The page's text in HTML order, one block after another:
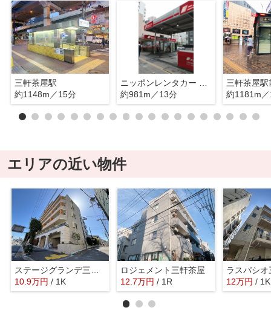
三軒茶屋駅
約1148m／15分
約981m／13分
三軒茶屋駅
約1181m
エリアの近い物件
ステージグランデ三軒茶屋アジールコート
10.9万円 / 1K
ロジェメント三軒茶屋
12.7万円 / 1R
ラスパシオ
12万円 / 1K